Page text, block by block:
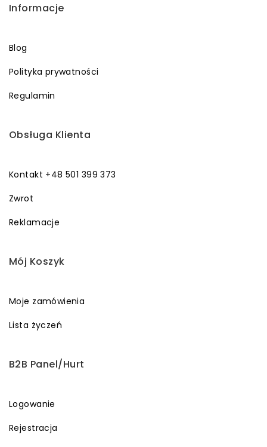
Informacje
Blog
Polityka prywatności
Regulamin
Obsługa Klienta
Kontakt +48 501 399 373
Zwrot
Reklamacje
Mój Koszyk
Moje zamówienia
Lista życzeń
B2B Panel/Hurt
Logowanie
Rejestracja